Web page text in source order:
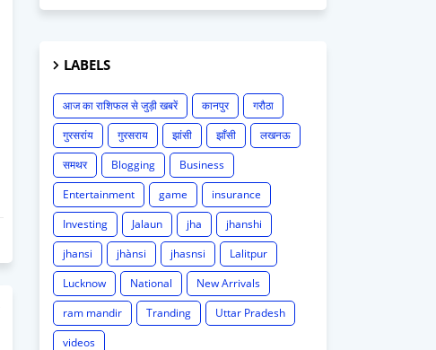
LABELS
आज का राशिफल से जुड़ी खबरें कानपुर
गरौठा
गुरसरांय
गुरसराय झांसी झाँसी
लखनऊ
समथर
Blogging
Business
Entertainment
game
insurance
Investing
Jalaun jha
jhanshi
jhansi
jhànsi jhasnsi
Lalitpur
Lucknow
National
New Arrivals
ram mandir
Tranding
Uttar Pradesh
videos